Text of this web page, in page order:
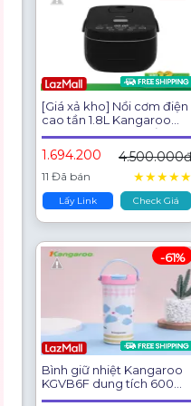
[Giá xả kho] Nồi cơm điện
cao tần 1.8L Kangaroo
KGR18IH3 Công Suất
1300W - BH 1 năm
1.694.200 4.500.000đ
11 Đã bán ★★★★★
Lấy Link Check Giá
Bình giữ nhiệt Kangaroo
KGVB6F dung tích 600ml
inox 304 có quai xách - 5
-61%